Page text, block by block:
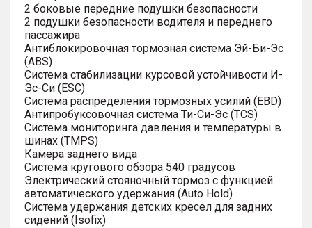
2 боковые передние подушки безопасности
2 подушки безопасности водителя и переднего
пассажира
Антиблокировочная тормозная система Эй-Би-Эс
(ABS)
Система стабилизации курсовой устойчивости И-
Эс-Си (ESC)
Система распределения тормозных усилий (EBD)
Антипробуксовочная система Ти-Си-Эс (TCS)
Система мониторинга давления и температуры в
шинах (TMPS)
Камера заднего вида
Система кругового обзора 540 градусов
Электрический стояночный тормоз с функцией
автоматического удержания (Auto Hold)
Система удержания детских кресел для задних
сидений (Isofix)